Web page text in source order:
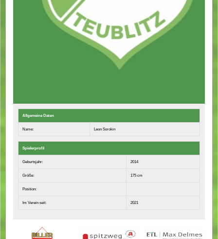
Allgemeine Daten
Name: Leon Sorokin
Spielerprofil
Geburtsjahr: 2014
Größe: 175 cm
Position:
Im Verein seit: 2021